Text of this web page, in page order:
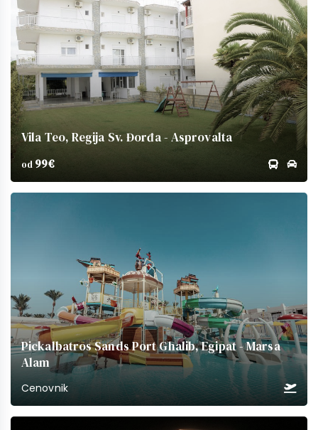
Vila Teo, Regija Sv. Đorđa - Asprovalta
od 99€
Pickalbatros Sands Port Ghalib, Egipat - Marsa
Alam
Cenovnik